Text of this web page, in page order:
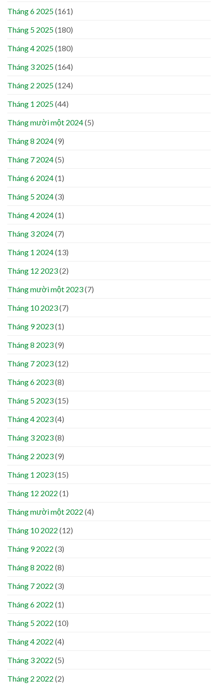
Tháng 6 2025(161)
Tháng 5 2025(180)
Tháng 4 2025(180)
Tháng 3 2025(164)
Tháng 2 2025(124)
Tháng 1 2025(44)
Tháng mười một 2024(5)
Tháng 8 2024(9)
Tháng 7 2024(5)
Tháng 6 2024(1)
Tháng 5 2024(3)
Tháng 4 2024(1)
Tháng 3 2024(7)
Tháng 1 2024(13)
Tháng 12 2023(2)
Tháng mười một 2023(7)
Tháng 10 2023(7)
Tháng 9 2023(1)
Tháng 8 2023(9)
Tháng 7 2023(12)
Tháng 6 2023(8)
Tháng 5 2023(15)
Tháng 4 2023(4)
Tháng 3 2023(8)
Tháng 2 2023(9)
Tháng 1 2023(15)
Tháng 12 2022 (1)
Tháng mười một 2022 (4)
Tháng 10 2022 (12)
Tháng 9 2022 (3)
Tháng 8 2022 (8)
Tháng 7 2022 (3)
Tháng 6 2022 (1)
Tháng 5 2022 (10)
Tháng 4 2022 (4)
Tháng 3 2022 (5)
Tháng 2 2022 (2)